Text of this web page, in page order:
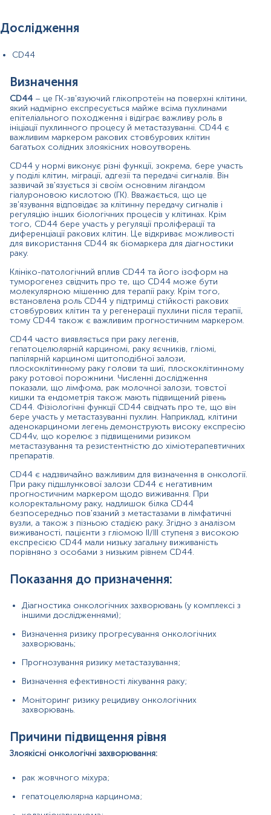
молекулярною мішенню для терапії раку. Крім того,
встановлена роль CD44 у підтримці стійкості ракових
терапії, тому CD44 також є важливим прогностичним
CD44 часто виявляється при раку легенів,
гепатоцелюлярній карциномі, раку яєчників, гліомі,
папілярній карциномі щитоподібної залози,
плоскоклітинному раку голови та шиї,
плоскоклітинному раку ротової порожнини. Численні
дослідження показали, що лімфома, рак молочної
залози, товстої кишки та ендометрія також мають
підвищений рівень CD44. Фізіологічні функції CD44
свідчать про те, що він бере участь у метастазуванні
пухлин. Наприклад, клітини аденокарциноми легень
демонструють високу експресію CD44v, що корелює з
підвищеними ризиком метастазування та
резистентністю до хіміотерапевтичних препаратів.
CD44 є надзвичайно важливим для визначення в
онкології. При раку підшлункової залози CD44 є
негативним прогностичним маркером щодо
виживання. При колоректальному раку, надлишок білка
CD44 безпосередньо пов'язаний з метастазами в
лімфатичні вузли, а також з пізньою стадією раку.
Згідно з аналізом виживаності, пацієнти з гліомою II/III
ступеня з високою експресією CD44 мали низьку
загальну виживаність порівняно з особами з низьким
рівнем CD44.
Показання до призначення:
Діагностика онкологічних захворювань (у
комплексі з іншими дослідженнями);
Визначення ризику прогресування онкологічних
захворювань;
Прогнозування ризику метастазування;
Визначення ефективності лікування раку;
Моніторинг ризику рецидиву онкологічних
захворювань.
Причини підвищення рівня
Злоякісні онкологічні захворювання:
рак жовчного міхура;
холангіокарцинома;
колоректальний рак;
рак шлунка;
рак підшлункової залози;
плоскоклітинний рак голови та шиї;
рак передміхурової залози;
карцинома легенів;
Дослідження
CD44
Визначення
CD44 – це ГК-зв'язуючий глікопротеїн на поверхні клітини,
який надмірно експресується майже всіма пухлинами
епітеліального походження і відіграє важливу роль в
ініціації пухлинного процесу й метастазуванні. CD44 є
важливим маркером ракових стовбурових клітин
багатьох солідних злоякісних новоутворень.
CD44 у нормі виконує різні функції, зокрема, бере участь
у поділі клітин, міграції, адгезії та передачі сигналів. Він
зазвичай зв'язується зі своїм основним лігандом
гіалуроновою кислотою (ГК). Вважається, що це
зв'язування відповідає за клітинну передачу сигналів і
регуляцію інших біологічних процесів у клітинах. Крім
того, CD44 бере участь у регуляції проліферації та
диференціації ракових клітин. Це відкриває можливості
для використання CD44 як біомаркера для діагностики
раку.
Клініко-патологічний вплив CD44 та його ізоформ на
туморогенез свідчить про те, що CD44 може бути
молекулярною мішенню для терапії раку. Крім того,
встановлена роль CD44 у підтримці стійкості ракових
стовбурових клітин та у регенерації пухлини після терапії,
тому CD44 також є важливим прогностичним маркером.
CD44 часто виявляється при раку легенів,
гепатоцелюлярній карциномі, раку яєчників, гліомі,
папілярній карциномі щитоподібної залози,
плоскоклітинному раку голови та шиї, плоскоклітинному
раку ротової порожнини. Численні дослідження
показали, що лімфома, рак молочної залози, товстої
кишки та ендометрія також мають підвищений рівень
CD44. Фізіологічні функції CD44 свідчать про те, що він
бере участь у метастазуванні пухлин. Наприклад, клітини
аденокарциноми легень демонструють високу експресію
CD44v, що корелює з підвищеними ризиком
метастазування та резистентністю до хіміотерапевтичних
препаратів.
CD44 є надзвичайно важливим для визначення в онкології.
При раку підшлункової залози CD44 є негативним
прогностичним маркером щодо виживання. При
колоректальному раку, надлишок білка CD44
безпосередньо пов'язаний з метастазами в лімфатичні
вузли, а також з пізньою стадією раку. Згідно з аналізом
виживаності, пацієнти з гліомою II/III ступеня з високою
експресією CD44 мали низьку загальну виживаність
порівняно з особами з низьким рівнем CD44.
Показання до призначення:
Діагностика онкологічних захворювань (у комплексі з
іншими дослідженнями);
Визначення ризику прогресування онкологічних
захворювань;
Прогнозування ризику метастазування;
Визначення ефективності лікування раку;
Моніторинг ризику рецидиву онкологічних
захворювань.
Причини підвищення рівня
Злоякісні онкологічні захворювання:
рак жовчного міхура;
гепатоцелюлярна карцинома;